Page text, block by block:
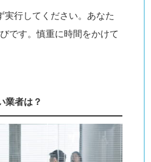
実行してください。あなた
です。慎重に時間をかけて
業者は？